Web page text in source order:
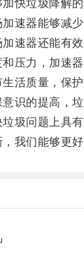
垃圾降解的
器能够减少
器还能有效
力，加速器
质量，保护
的提高，垃
问题上具有
们能够更好